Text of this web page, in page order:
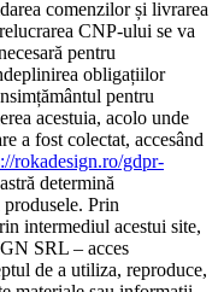
comenzilor și livrarea
CNP-ului se va
pentru
obligațiilor
pentru
acestuia, acolo unde
a fost colectat, accesând
rokadesign.ro/gdpr-
determină
Prin
intermediul acestui site,
SRL – acces
de a utiliza, reproduce,